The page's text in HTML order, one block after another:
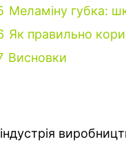
Меламіну губка:
Як правильно
Висновки